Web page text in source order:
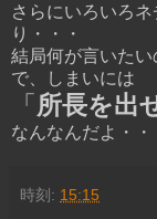
さらにいろいろ
り・・・
結局何が言いたい
で、しまいには
「 所長を出
なんなんだよ・・
時刻: 15:15